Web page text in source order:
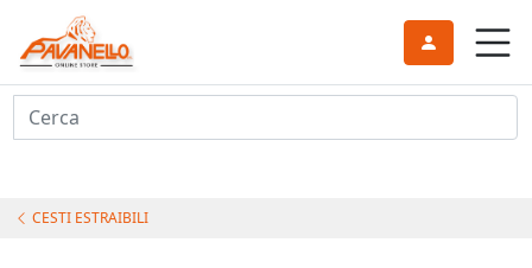
Cerca
CESTI ESTRAIBILI